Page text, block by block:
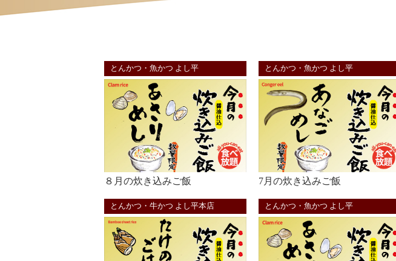
とんかつ・魚かつ よし平
８月の炊き込みご飯
とんかつ・魚かつ よし平
7月の炊き込みご飯
とんかつ・牛かつ よし平本店 とんかつ・魚かつ よし平